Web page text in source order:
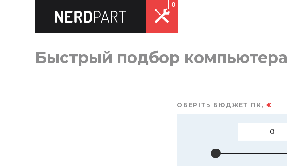
0
Быстрый подбор компьютера
ОБЕРІТЬ БЮДЖЕТ ПК,€